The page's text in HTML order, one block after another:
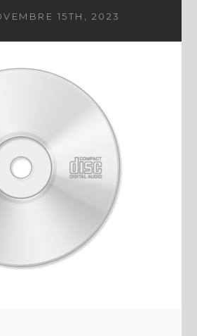
15TH, 2023